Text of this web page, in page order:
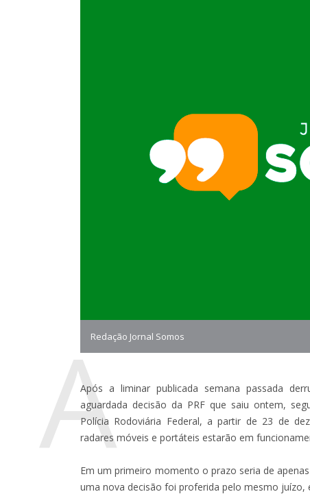
Redação Jornal Somos
A
Após a liminar publicada semana passada
aguardada decisão da PRF que saiu ontem,
Polícia Rodoviária Federal, a partir de 23 de
radares móveis e portáteis estarão em
Em um primeiro momento o prazo seria de
uma nova decisão foi proferida pelo mesmo